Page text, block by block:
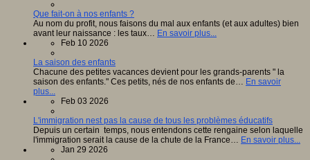
Que fait-on à nos enfants ?
Au nom du profit, nous faisons du mal aux enfants (et aux adultes) bien
avant leur naissance : les taux… En savoir plus...
Feb 10 2026
La saison des enfants
Chacune des petites vacances devient pour les grands-parents " la
saison des enfants." Ces petits, nés de nos enfants de… En savoir
plus...
Feb 03 2026
L'immigration nest pas la cause de tous les problèmes éducatifs
Depuis un certain temps, nous entendons cette rengaine selon laquelle
l'immigration serait la cause de la chute de la France… En savoir plus...
Jan 29 2026